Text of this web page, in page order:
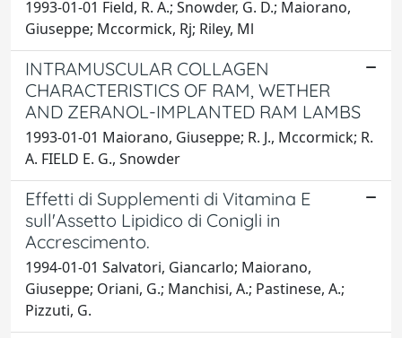
1993-01-01 Field, R. A.; Snowder, G. D.; Maiorano,
Giuseppe; Mccormick, Rj; Riley, Ml
INTRAMUSCULAR COLLAGEN
CHARACTERISTICS OF RAM, WETHER
AND ZERANOL-IMPLANTED RAM LAMBS
1993-01-01 Maiorano, Giuseppe; R. J., Mccormick; R.
A. FIELD E. G., Snowder
Effetti di Supplementi di Vitamina E
sull'Assetto Lipidico di Conigli in
Accrescimento.
1994-01-01 Salvatori, Giancarlo; Maiorano,
Giuseppe; Oriani, G.; Manchisi, A.; Pastinese, A.;
Pizzuti, G.